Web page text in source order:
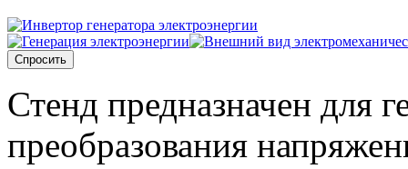
Спросить
Стенд предназначен для
преобразования